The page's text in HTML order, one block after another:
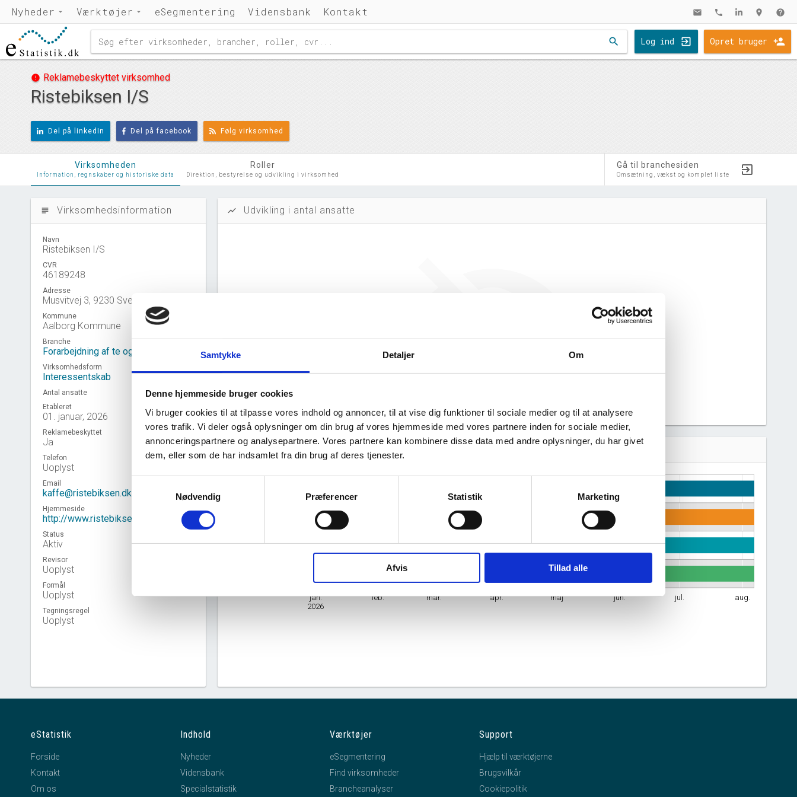
Samtykke Detaljer Om
Denne hjemmeside bruger cookies
Vi bruger cookies til at tilpasse vores indhold og annoncer, til at vise dig funktioner til sociale medier og til at analysere
vores trafik. Vi deler også oplysninger om din brug af vores hjemmeside med vores partnere inden for sociale medier,
annonceringspartnere og analysepartnere. Vores partnere kan kombinere disse data med andre oplysninger, du har givet
dem, eller som de har indsamlet fra din brug af deres tjenester.
Nødvendig
Præferencer Statistik Marketing
Afvis Tillad alle
Nyheder Værktøjer eSegmentering Vidensbank Kontakt mail phone location_on help
search Log ind Opret bruger
error Reklamebeskyttet virksomhed
Ristebiksen I/S
Del på linkedIn Del på facebook Følg virksomhed
Virksomheden
Information, regnskaber og historiske data
Roller
Direktion, bestyrelse og udvikling i virksomhed
Gå til branchesiden
Omsætning, vækst og komplet liste
subject Virksomhedsinformation
Navn
Ristebiksen I/S
CVR
46189248
Adresse
Musvitvej 3, 9230 Svenstrup J
Kommune
Aalborg Kommune
Branche
Forarbejdning af te og kaffe
Virksomhedsform
Interessentskab
Antal ansatte
Etableret
01. januar, 2026
Reklamebeskyttet
Ja
Telefon
Uoplyst
Email
kaffe@ristebiksen.dk
Hjemmeside
http://www.ristebiksen.dk
Status
Aktiv
Revisor
Uoplyst
Formål
Uoplyst
Tegningsregel
Uoplyst
show_chart Udvikling i antal ansatte
generere figuren for denne virksomhed.
Virksomhedshistorik
Branche
jan.
2026
feb. mar. apr. maj jun. jul. aug.
Musvitvej 3, 9230 Svenstrup J
Forarbejdning af te og kaffe
eStatistik
Forside
Kontakt
Om os
Indhold
Nyheder
Vidensbank
Specialstatistik
Værktøjer
eSegmentering
Find virksomheder
Brancheanalyser
Support
Hjælp til værktøjerne
Brugsvilkår
Cookiepolitik